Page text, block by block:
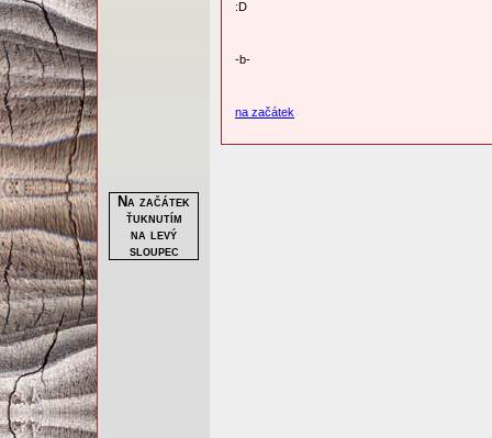
Na začátek
ťuknutím
na levý
sloupec
:D
-b-
na začátek